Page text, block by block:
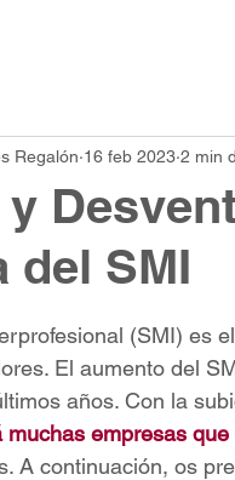
del SMI
Regalón 16 feb 2023 2 min
(SMI) es
El aumento del
años. Con la
muchas empresas
A continuación, os